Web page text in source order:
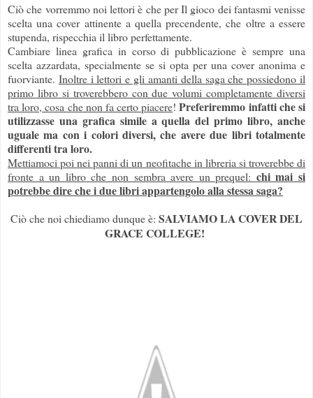
Ciò che vorremmo noi lettori è che per Il gioco dei fantasmi venisse
scelta una cover attinente a quella precendente, che oltre a essere
stupenda, rispecchia il libro perfettamente.
Cambiare linea grafica in corso di pubblicazione è sempre una
scelta azzardata, specialmente se si opta per una cover anonima e
fuorviante. Inoltre i lettori e gli amanti della saga che possiedono il
primo libro si troverebbero con due volumi completamente diversi
tra loro, cosa che non fa certo piacere!Preferiremmo infatti che si
utilizzasse una grafica simile a quella del primo libro, anche
uguale ma con i colori diversi, che avere due libri totalmente
differenti tra loro.
Mettiamoci poi nei panni di un neofitache in libreria si troverebbe di
fronte a un libro che non sembra avere un prequel: chi mai si
potrebbe dire che i due libri appartengolo alla stessa saga?
Ciò che noi chiediamo dunque è: SALVIAMO LA COVER DEL
GRACE COLLEGE!